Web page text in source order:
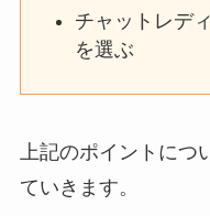
チャットレデ
を選ぶ
上記のポイントに
ていきます。